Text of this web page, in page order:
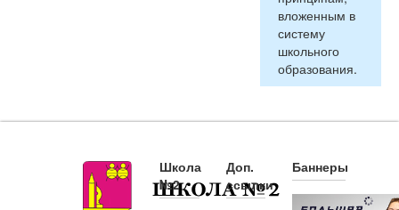
вложенным в
систему
школьного
образования.
Школа
№2
Доп.
ссылки
Баннеры